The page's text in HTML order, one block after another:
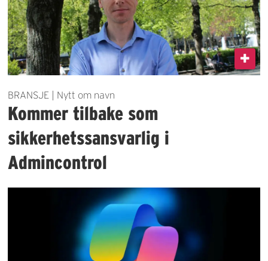
BRANSJE | Nytt om navn
Kommer tilbake som
sikkerhetssansvarlig i
Admincontrol